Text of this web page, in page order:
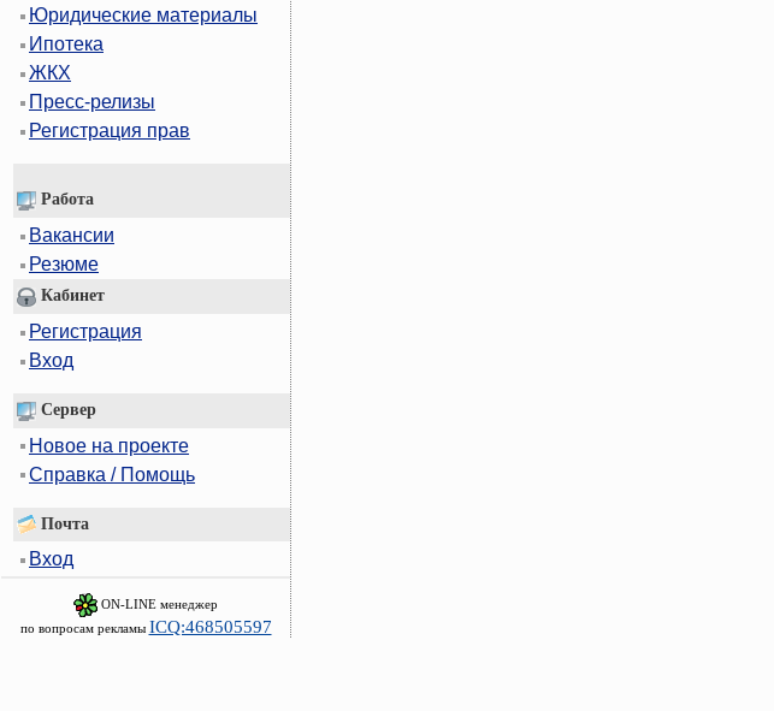
Юридические материалы
Ипотека
ЖКХ
Пресс-релизы
Регистрация прав
Работа
Вакансии
Резюме
Кабинет
Регистрация
Вход
Сервер
Новое на проекте
Справка / Помощь
Почта
Вход
ON-LINE менеджер
по вопросам рекламы ICQ:468505597